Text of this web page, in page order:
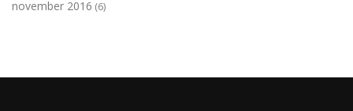
november 2016 (6)